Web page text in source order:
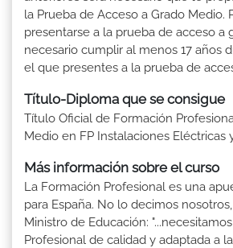
la Prueba de Acceso a Grado Medio.
presentarse a la prueba de acceso a
necesario cumplir al menos 17 años
el que presentes a la prueba de
Título-Diploma que se consigue
Título Oficial de Formación
Medio en FP Instalaciones Eléctricas
Más información sobre el curso
La Formación Profesional es una
para España. No lo decimos
Ministro de Educación:
Profesional de calidad y adaptada a